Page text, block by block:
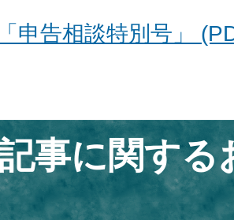
申告相談特別号」
事に関する